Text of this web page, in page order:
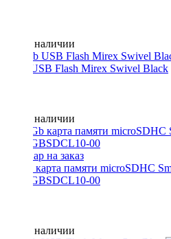
Нет в наличии
8 Gb USB Flash Mirex Swivel Black
Нет в наличии
64 Gb карта памяти microSDHC
SB64GBSDCL10-00
Нет в наличии